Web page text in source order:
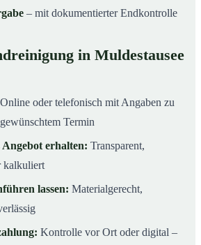
– mit dokumentierter Endkontrolle
in Muldestausee
Online oder telefonisch mit Angaben zu
Termin
erhalten: Transparent,
kalkuliert
lassen: Materialgerecht,
Kontrolle vor Ort oder digital –